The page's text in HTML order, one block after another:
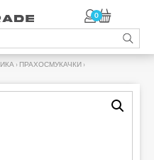
0
› ПРАХОСМУКАЧКИ ›